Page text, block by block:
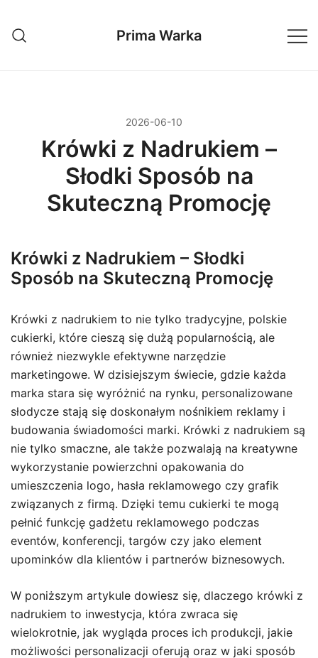
treści
Prima Warka
2026-06-10
Krówki z Nadrukiem –
Słodki Sposób na
Skuteczną Promocję
Krówki z Nadrukiem – Słodki
Sposób na Skuteczną Promocję
Krówki z nadrukiem to nie tylko tradycyjne, polskie
cukierki, które cieszą się dużą popularnością, ale
również niezwykle efektywne narzędzie
marketingowe. W dzisiejszym świecie, gdzie każda
marka stara się wyróżnić na rynku, personalizowane
słodycze stają się doskonałym nośnikiem reklamy i
budowania świadomości marki. Krówki z nadrukiem są
nie tylko smaczne, ale także pozwalają na kreatywne
wykorzystanie powierzchni opakowania do
umieszczenia logo, hasła reklamowego czy grafik
związanych z firmą. Dzięki temu cukierki te mogą
pełnić funkcję gadżetu reklamowego podczas
eventów, konferencji, targów czy jako element
upominków dla klientów i partnerów biznesowych.
W poniższym artykule dowiesz się, dlaczego krówki z
nadrukiem to inwestycja, która zwraca się
wielokrotnie, jak wygląda proces ich produkcji, jakie
możliwości personalizacji oferują oraz w jaki sposób